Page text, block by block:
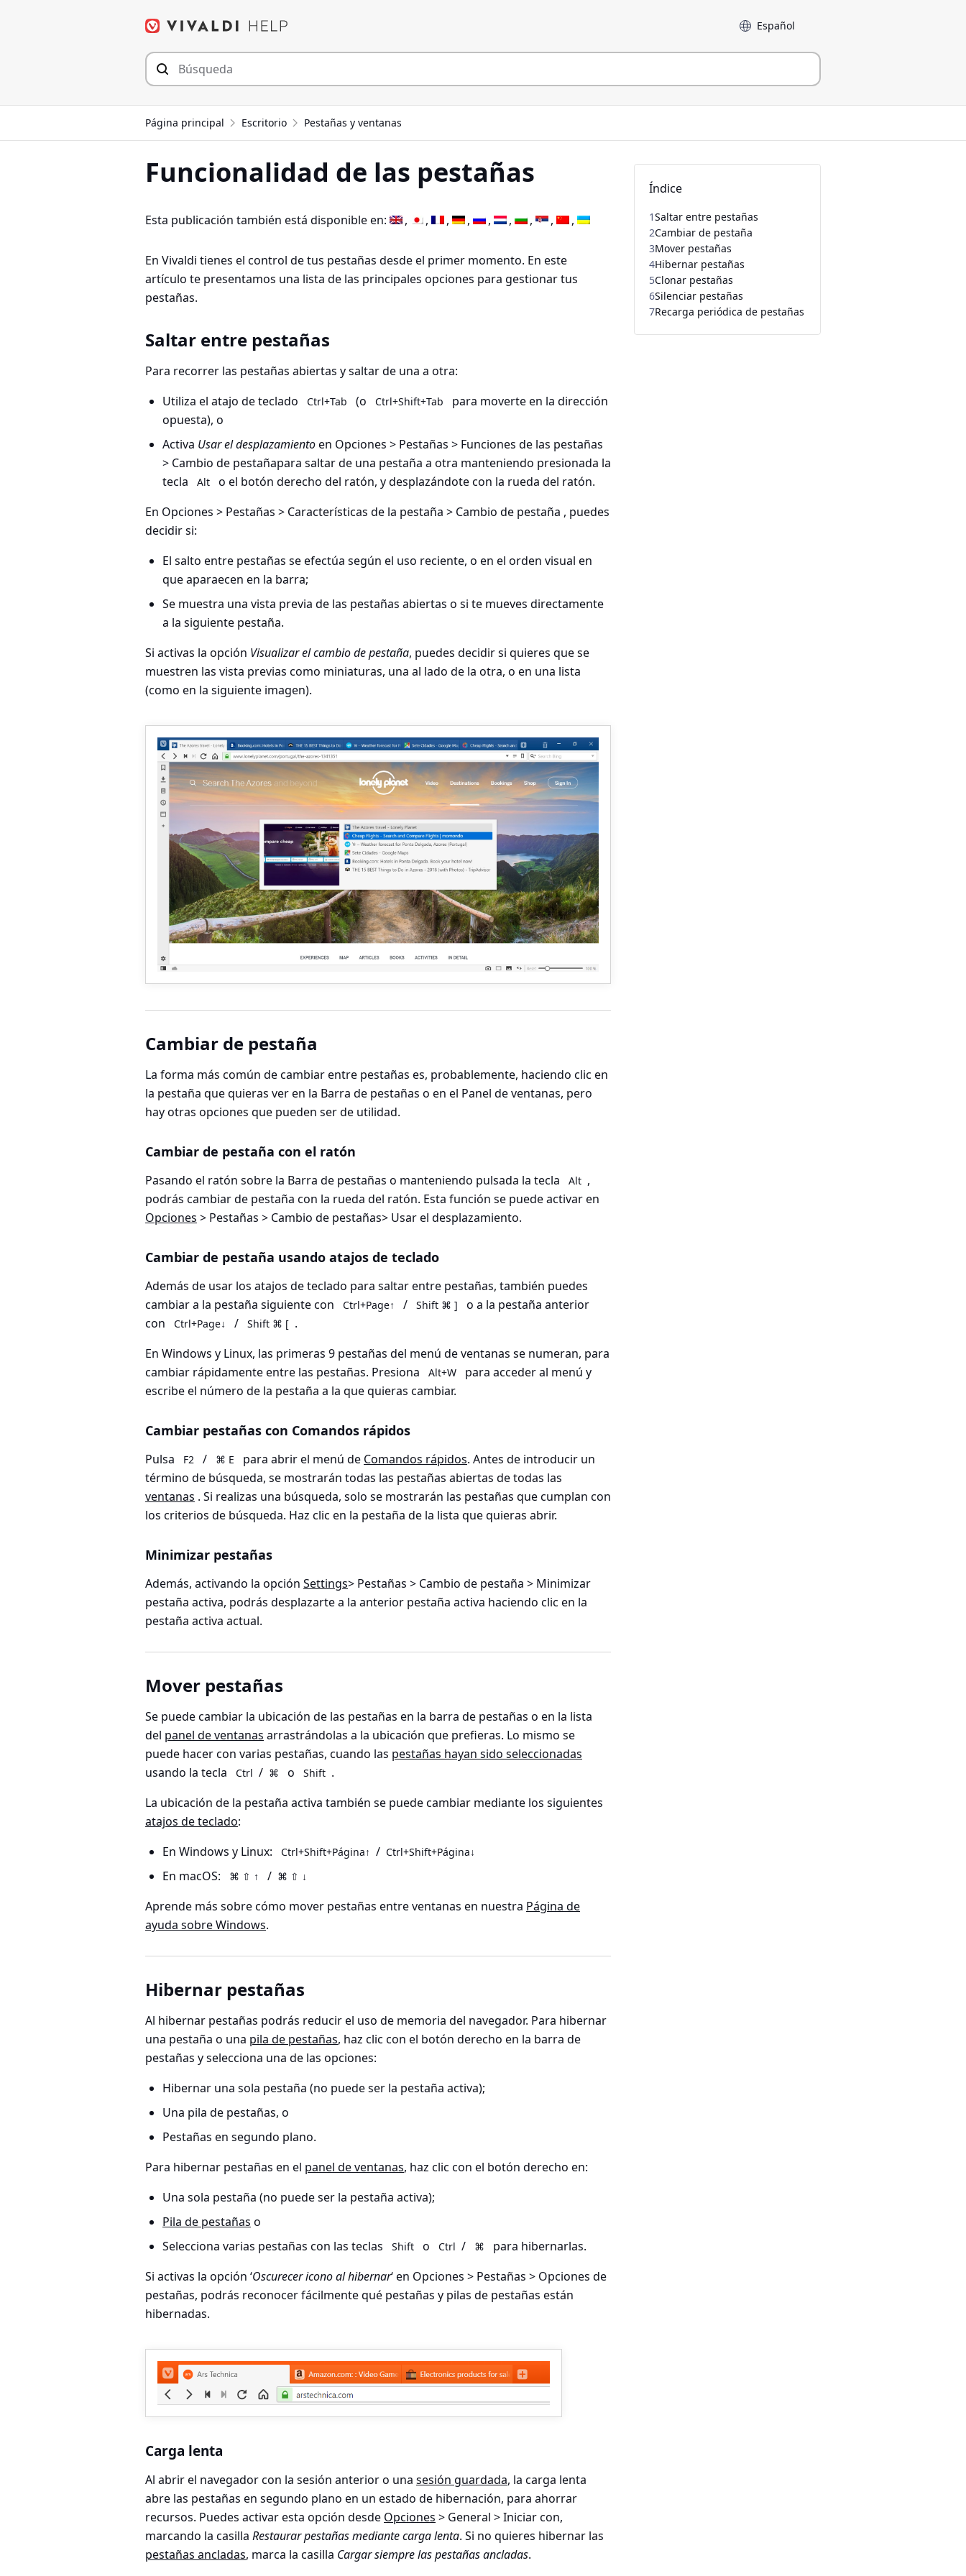
Language
Página principal Escritorio Pestañas y ventanas
Funcionalidad de las pestañas
Esta publicación también está disponible en:
En Vivaldi tienes el control de tus pestañas desde el primer momento. En este
artículo te presentamos una lista de las principales opciones para gestionar tus
pestañas.
Saltar entre pestañas
Para recorrer las pestañas abiertas y saltar de una a otra:
Utiliza el atajo de teclado
Ctrl+Tab (o Ctrl+Shift+Tab
para moverte en la dirección
opuesta), o
Activa Usar el desplazamientoen Opciones > Pestañas > Funciones de las pestañas
> Cambio de pestañapara saltar de una pestaña a otra manteniendo presionada la
tecla
Alt
o el botón derecho del ratón, y desplazándote con la rueda del ratón.
En Opciones > Pestañas > Características de la pestaña > Cambio de pestaña , puedes
decidir si:
El salto entre pestañas se efectúa según el uso reciente, o en el orden visual en
que aparaecen en la barra;
Se muestra una vista previa de las pestañas abiertas o si te mueves directamente
a la siguiente pestaña.
Si activas la opción Visualizar el cambio de pestaña, puedes decidir si quieres que se
muestren las vista previas como miniaturas, una al lado de la otra, o en una lista
(como en la siguiente imagen).
Cambiar de pestaña
La forma más común de cambiar entre pestañas es, probablemente, haciendo clic en
la pestaña que quieras ver en la Barra de pestañas o en el Panel de ventanas, pero
hay otras opciones que pueden ser de utilidad.
Cambiar de pestaña con el ratón
Pasando el ratón sobre la Barra de pestañas o manteniendo pulsada la tecla Alt ,
podrás cambiar de pestaña con la rueda del ratón. Esta función se puede activar en
Opciones > Pestañas > Cambio de pestañas> Usar el desplazamiento.
Cambiar de pestaña usando atajos de teclado
Además de usar los atajos de teclado para saltar entre pestañas, también puedes
cambiar a la pestaña siguiente con
Ctrl+Page↑ / Shift ⌘ ]
o a la pestaña anterior
con
Ctrl+Page↓ / Shift ⌘ [ .
En Windows y Linux, las primeras 9 pestañas del menú de ventanas se numeran, para
cambiar rápidamente entre las pestañas. Presiona
Alt+W
para acceder al menú y
escribe el número de la pestaña a la que quieras cambiar.
Cambiar pestañas con Comandos rápidos
Pulsa F2 / ⌘ E para abrir el menú de Comandos rápidos. Antes de introducir un
término de búsqueda, se mostrarán todas las pestañas abiertas de todas las
ventanas . Si realizas una búsqueda, solo se mostrarán las pestañas que cumplan con
los criterios de búsqueda. Haz clic en la pestaña de la lista que quieras abrir.
Minimizar pestañas
Además, activando la opción Settings> Pestañas > Cambio de pestaña > Minimizar
pestaña activa, podrás desplazarte a la anterior pestaña activa haciendo clic en la
pestaña activa actual.
Mover pestañas
Se puede cambiar la ubicación de las pestañas en la barra de pestañas o en la lista
del panel de ventanas arrastrándolas a la ubicación que prefieras. Lo mismo se
puede hacer con varias pestañas, cuando las pestañas hayan sido seleccionadas
usando la tecla
Ctrl / ⌘ o Shift .
La ubicación de la pestaña activa también se puede cambiar mediante los siguientes
atajos de teclado:
En Windows y Linux:
Ctrl+Shift+Página↑ / Ctrl+Shift+Página↓
En macOS: ⌘ ⇧ ↑ / ⌘ ⇧ ↓
Aprende más sobre cómo mover pestañas entre ventanas en nuestra Página de
ayuda sobre Windows.
Hibernar pestañas
Al hibernar pestañas podrás reducir el uso de memoria del navegador. Para hibernar
una pestaña o una pila de pestañas, haz clic con el botón derecho en la barra de
pestañas y selecciona una de las opciones:
Hibernar una sola pestaña (no puede ser la pestaña activa);
Una pila de pestañas, o
Pestañas en segundo plano.
Para hibernar pestañas en el panel de ventanas, haz clic con el botón derecho en:
Una sola pestaña (no puede ser la pestaña activa);
Pila de pestañas o
Selecciona varias pestañas con las teclas
Shift o Ctrl / ⌘
para hibernarlas.
Si activas la opción ‘Oscurecer icono al hibernar‘ en Opciones > Pestañas > Opciones de
pestañas, podrás reconocer fácilmente qué pestañas y pilas de pestañas están
hibernadas.
Carga lenta
Al abrir el navegador con la sesión anterior o una sesión guardada, la carga lenta
abre las pestañas en segundo plano en un estado de hibernación, para ahorrar
recursos. Puedes activar esta opción desde Opciones > General > Iniciar con,
marcando la casilla Restaurar pestañas mediante carga lenta. Si no quieres hibernar las
pestañas ancladas, marca la casilla Cargar siempre las pestañas ancladas.
Índice
1Saltar entre pestañas
2Cambiar de pestaña
3Mover pestañas
4Hibernar pestañas
5Clonar pestañas
6Silenciar pestañas
7Recarga periódica de pestañas